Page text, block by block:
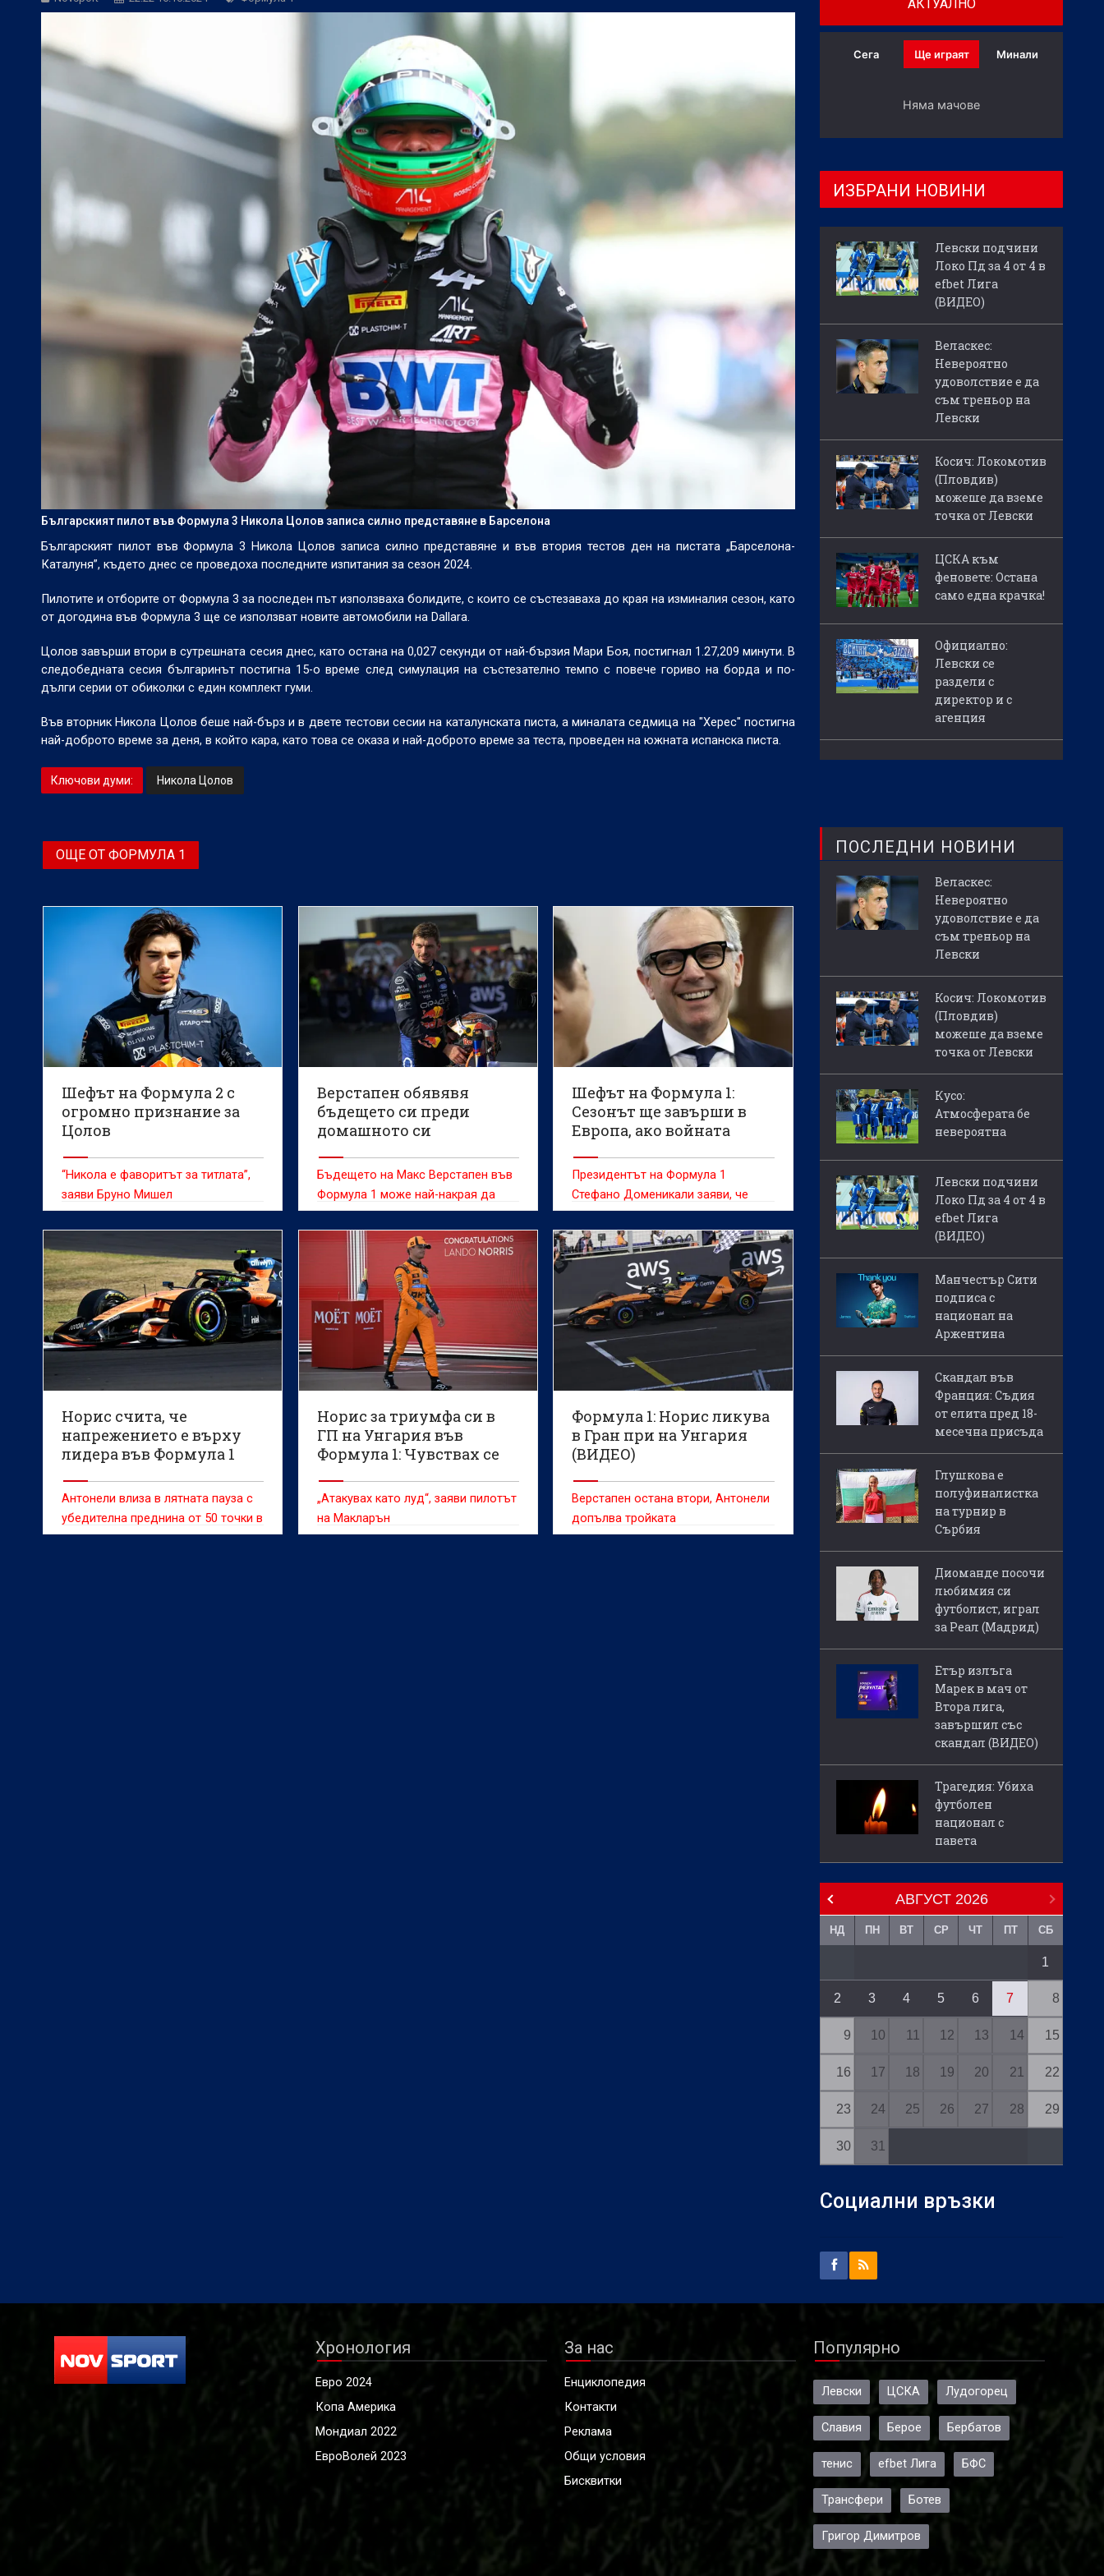
БГ Футбол:Веласкес: Невероятно удоволствие е да съм треньор на Левски
Косич: Локомотив (Пловдив) можеше да вземе точка от Левски
Българският пилот във Формула 3 Никола Цолов записа силно представяне в Барселона
Българският пилот във Формула 3 Никола Цолов записа силно представяне и във втория тестов ден на пистата „Барселона-
Каталуня”, където днес се проведоха последните изпитания за сезон 2024.
Пилотите и отборите от Формула 3 за последен път използваха болидите, с които се състезаваха до края на изминалия сезон, като
от догодина във Формула 3 ще се използват новите автомобили на Dallara.
Цолов завърши втори в сутрешната сесия днес, като остана на 0,027 секунди от най-бързия Мари Боя, постигнал 1.27,209 минути. В
следобедната сесия българинът постигна 15-о време след симулация на състезателно темпо с повече гориво на борда и по-
дълги серии от обиколки с един комплект гуми.
Във вторник Никола Цолов беше най-бърз и в двете тестови сесиина каталунската писта, а миналата седмица на "Херес" постигна
най-доброто време за деня, в който кара, като това се оказа и най-доброто време за теста, проведен на южната испанска писта.
Ключови думи: Никола Цолов
ОЩЕ ОТ ФОРМУЛА 1
Шефът на Формула 2 с
огромно признание за
Цолов
“Никола е фаворитът за титлата”,
заяви Бруно Мишел
Верстапен обявявя
бъдещето си преди
домашното си
Бъдещето на Макс Верстапен във
Формула 1 може най-накрая да
бъде окончателно потвърдено по
време на състезателния уикенд за
Гран При на Нидерландия на
пистата "Зандворт", смята бившият
нидерландски пилот Роберт
Доорнбос
Шефът на Формула 1:
Сезонът ще завърши в
Европа, ако войната
Президентът на Формула 1
Стефано Доменикали заяви, че
шампионатът през 2026-a ще
приключи в Европа, ако
конфликтът в Близкия изток
направи невъзможно
провеждането на състезанията в
Катар и Абу Даби
Норис счита, че
напрежението е върху
лидера във Формула 1
Антонели влиза в лятната пауза с
убедителна преднина от 50 точки в
генералното класиране
Норис за триумфа си в
ГП на Унгария във
Формула 1: Чувствах се
„Атакувах като луд“, заяви пилотът
на Макларън
Формула 1: Норис ликува
в Гран при на Унгария
(ВИДЕО)
Верстапен остана втори, Антонели
допълва тройката
АКТУАЛНО
Сега Ще играят Минали
Няма мачове
ИЗБРАНИ НОВИНИ
Левски подчини
Локо Пд за 4 от 4 в
efbet Лига
(ВИДЕО)
Веласкес:
Невероятно
удоволствие е да
съм треньор на
Левски
Косич: Локомотив
(Пловдив)
можеше да вземе
точка от Левски
ЦСКА към
феновете: Остана
само една крачка!
Официално:
Левски се
раздели с
директор и с
агенция
ПОСЛЕДНИ НОВИНИ
Веласкес:
Невероятно
удоволствие е да
съм треньор на
Левски
Косич: Локомотив
(Пловдив)
можеше да вземе
точка от Левски
Кусо:
Атмосферата бе
невероятна
Левски подчини
Локо Пд за 4 от 4 в
efbet Лига
(ВИДЕО)
Манчестър Сити
подписа с
национал на
Аржентина
Скандал във
Франция: Съдия
от елита пред 18-
месечна присъда
Глушкова е
полуфиналистка
на турнир в
Сърбия
Диоманде посочи
любимия си
футболист, играл
за Реал (Мадрид)
Етър излъга
Марек в мач от
Втора лига,
завършил със
скандал (ВИДЕО)
Трагедия: Убиха
футболен
национал с
павета
АВГУСТ 2026
НД ПН ВТ СР ЧТ ПТ СБ
1
2 3 4 5 6 7 8
9 10 11 12 13 14 15
16 17 18 19 20 21 22
23 24 25 26 27 28 29
30 31
Социални връзки
Хронология
Евро 2024
Копа Америка
Мондиал 2022
ЕвроВолей 2023
За нас
Енциклопедия
Контакти
Реклама
Общи условия
Бисквитки
Популярно
Левски ЦСКА Лудогорец
Славия Берое Бербатов
тенис efbet Лига БФС
Трансфери Ботев
Григор Димитров